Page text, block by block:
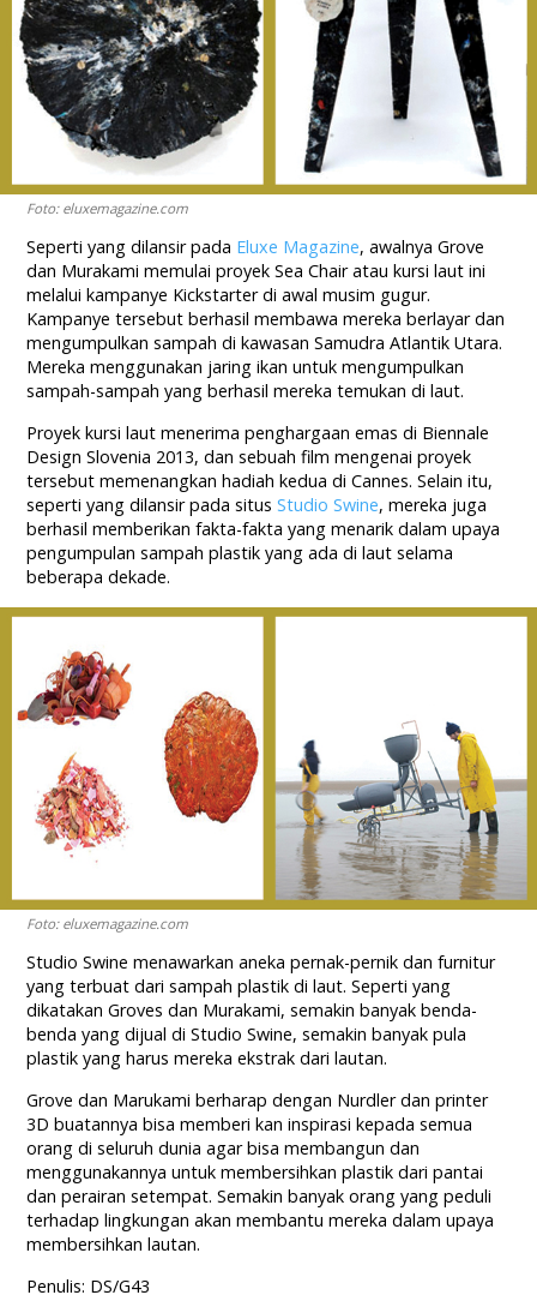
Foto: eluxemagazine.com
Seperti yang dilansir pada Eluxe Magazine, awalnya Grove
dan Murakami memulai proyek Sea Chair atau kursi laut ini
melalui kampanye Kickstarter di awal musim gugur.
Kampanye tersebut berhasil membawa mereka berlayar dan
mengumpulkan sampah di kawasan Samudra Atlantik Utara.
Mereka menggunakan jaring ikan untuk mengumpulkan
sampah-sampah yang berhasil mereka temukan di laut.
Proyek kursi laut menerima penghargaan emas di Biennale
Design Slovenia 2013, dan sebuah film mengenai proyek
tersebut memenangkan hadiah kedua di Cannes. Selain itu,
seperti yang dilansir pada situsStudio Swine, mereka juga
berhasil memberikan fakta-fakta yang menarik dalam upaya
pengumpulan sampah plastik yang ada di laut selama
beberapa dekade.
Foto: eluxemagazine.com
Studio Swine menawarkan aneka pernak-pernik dan furnitur
yang terbuat dari sampah plastik di laut. Seperti yang
dikatakan Groves dan Murakami, semakin banyak benda-
benda yang dijual di Studio Swine, semakin banyak pula
plastik yang harus mereka ekstrak dari lautan.
Grove dan Marukami berharap dengan Nurdler dan printer
3D buatannya bisa memberi kan inspirasi kepada semua
orang di seluruh dunia agar bisa membangun dan
menggunakannya untuk membersihkan plastik dari pantai
dan perairan setempat. Semakin banyak orang yang peduli
terhadap lingkungan akan membantu mereka dalam upaya
membersihkan lautan.
Penulis: DS/G43